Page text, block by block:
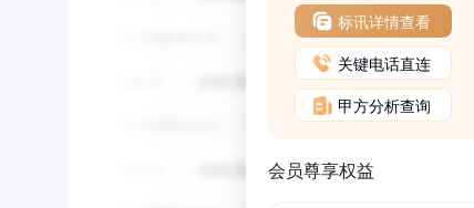
标讯详情查看
关键电话直连
甲方分析查询
会员尊享权益